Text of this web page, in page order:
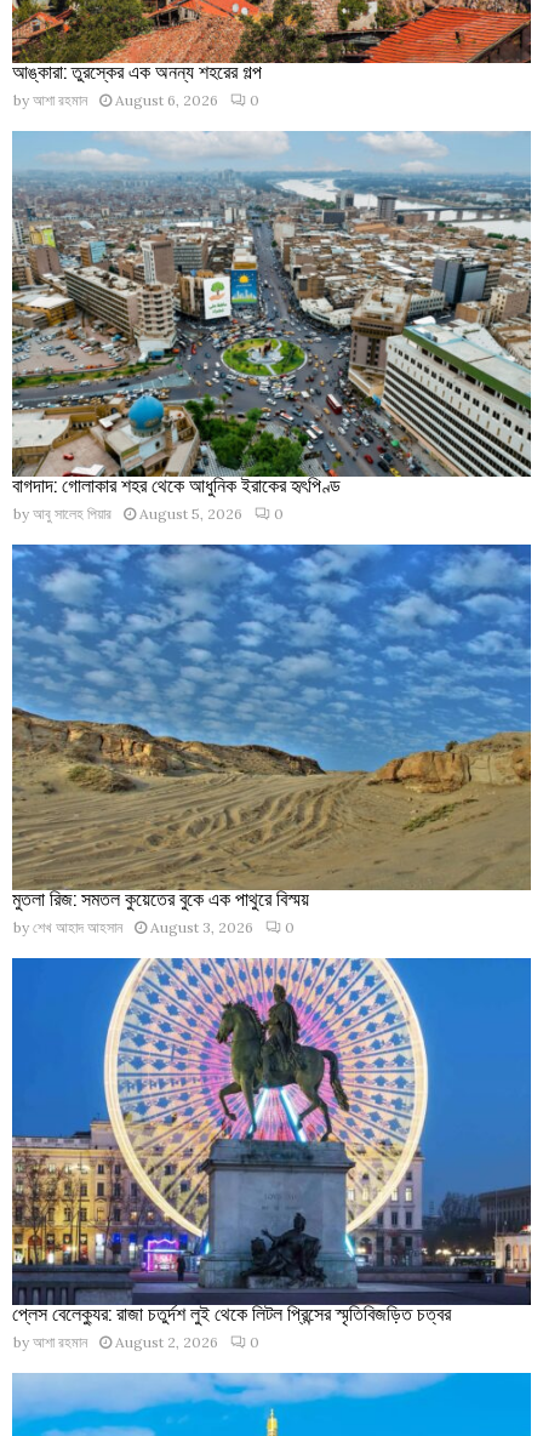
আঙ্কারা: তুরস্কের এক অনন্য শহরের গল্প
by আশা রহমান August 6, 2026 0
বাগদাদ: গোলাকার শহর থেকে আধুনিক ইরাকের হৃৎপিণ্ড
by আবু সালেহ পিয়ার August 5, 2026 0
মুতলা রিজ: সমতল কুয়েতের বুকে এক পাথুরে বিস্ময়
by শেখ আহাদ আহসান August 3, 2026 0
প্লেস বেলেক্যুর: রাজা চতুর্দশ লুই থেকে লিটল প্রিন্সের স্মৃতিবিজড়িত চত্বর
by আশা রহমান August 2, 2026 0